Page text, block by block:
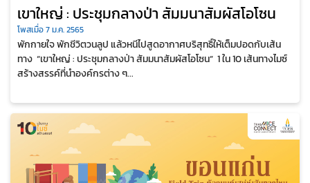
เขาใหญ่ : ประชุมกลางป่า สัมมนาสัมผัสโอโซน
โพสเมื่อ 7 ม.ค. 2565
พักกายใจ พักชีวิตวนลูป แล้วหนีไปสูดอากาศบริสุทธิ์ให้เต็มปอดกับเส้น
ทาง “เขาใหญ่ : ประชุมกลางป่า สัมมนาสัมผัสโอโซน” 1 ใน 10 เส้นทางไมซ์
สร้างสรรค์ที่นำองค์กรต่าง ๆ...